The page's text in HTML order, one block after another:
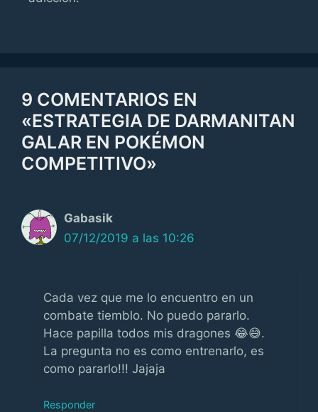
9 COMENTARIOS EN
«ESTRATEGIA DE DARMANITAN
GALAR EN POKÉMON
COMPETITIVO»
Gabasik
07/12/2019 a las 10:26
Cada vez que me lo encuentro en un
combate tiemblo. No puedo pararlo.
Hace papilla todos mis dragones 😂😅.
La pregunta no es como entrenarlo, es
como pararlo!!! Jajaja
Responder